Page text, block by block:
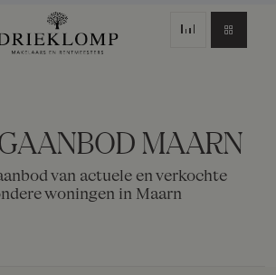
MAARN
van actuele en verkochte
woningen in Maarn